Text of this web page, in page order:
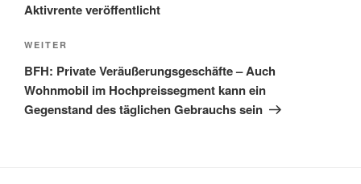
Aktivrente veröffentlicht
Nächster
Beitrag
WEITER
BFH: Private Veräußerungsgeschäfte – Auch
Wohnmobil im Hochpreissegment kann ein
Gegenstand des täglichen Gebrauchs sein